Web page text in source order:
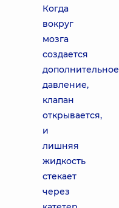
Когда
вокруг
мозга
создается
дополнительное
давление,
клапан
открывается,
и
лишняя
жидкость
стекает
через